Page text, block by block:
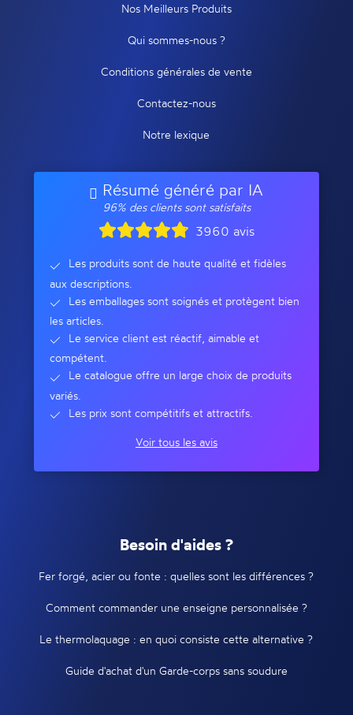
Nos Meilleurs Produits
Qui sommes-nous ?
Conditions générales de vente
Contactez-nous
Notre lexique
Résumé généré par IA
96% des clients sont satisfaits
3960 avis
Les produits sont de haute qualité et fidèles
aux descriptions.
Les emballages sont soignés et protègent bien
les articles.
Le service client est réactif, aimable et
compétent.
Le catalogue offre un large choix de produits
variés.
Les prix sont compétitifs et attractifs.
Voir tous les avis
Besoin d'aides ?
Fer forgé, acier ou fonte : quelles sont les différences ?
Comment commander une enseigne personnalisée ?
Le thermolaquage : en quoi consiste cette alternative ?
Guide d'achat d'un Garde-corps sans soudure